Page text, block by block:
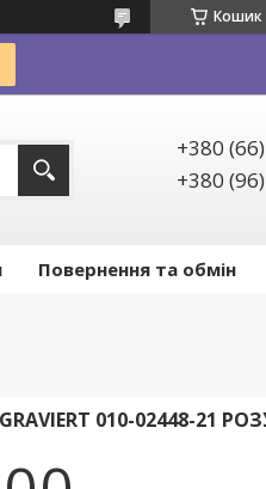
Кошик
+380
+380
Повернення та обмін
GRAVIERT 010-02448-